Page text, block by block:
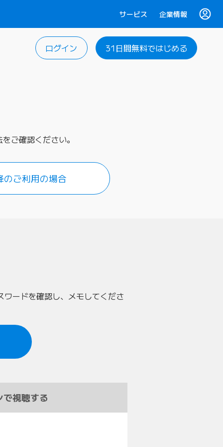
サービス 企業情報
ログイン 31日間無料ではじめる
ご確認ください。
のご利用の場合
ードを確認し、メモしてくださ
で視聴する